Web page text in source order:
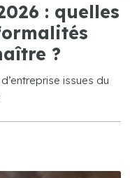
: quelles
?
issues du